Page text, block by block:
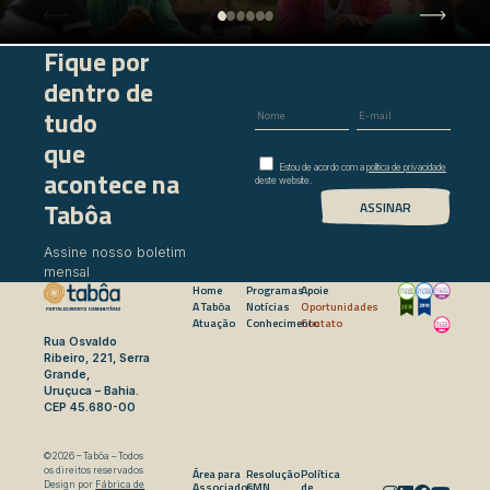
Fique por
dentro de
tudo
que
acontece na
Tabôa
Assine nosso boletim
mensal
Estou de acordo com a política de privacidade
deste website.
Rua Osvaldo
Ribeiro, 221, Serra
Grande,
Uruçuca – Bahia.
CEP 45.680-00
Home
A Tabôa
Atuação
Programas
Notícias
Conhecimento
Apoie
Oportunidades
Contato
©2026 – Tabôa – Todos
os direitos reservados
Design por Fábrica de
Área para ResoluçãoPolítica